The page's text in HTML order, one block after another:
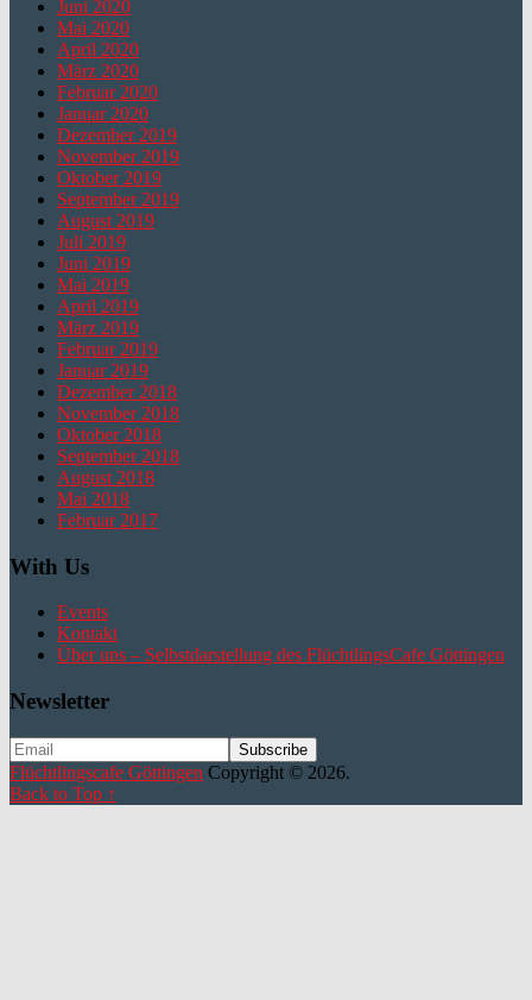
Juni 2020
Mai 2020
April 2020
März 2020
Februar 2020
Januar 2020
Dezember 2019
November 2019
Oktober 2019
September 2019
August 2019
Juli 2019
Juni 2019
Mai 2019
April 2019
März 2019
Februar 2019
Januar 2019
Dezember 2018
November 2018
Oktober 2018
September 2018
August 2018
Mai 2018
Februar 2017
With Us
Events
Kontakt
Über uns – Selbstdarstellung des FlüchtlingsCafe Göttingen
Newsletter
Flüchtlingscafe Göttingen Copyright © 2026.
Back to Top ↑